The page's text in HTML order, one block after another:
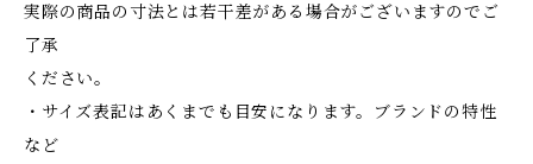
実際の商品の寸法とは若干差がある場合がございますのでご
了承
ください。
・サイズ表記はあくまでも目安になります。ブランドの特性
など